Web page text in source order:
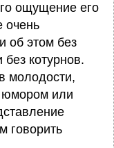
ощущение его
очень
об этом без
котурнов.
молодости,
юмором или
говорить